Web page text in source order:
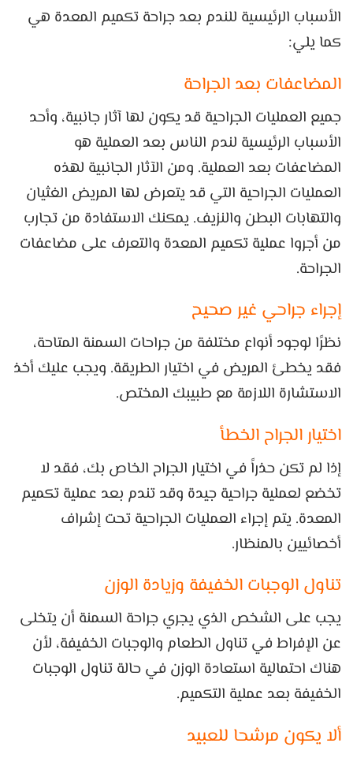
الأسباب الرئيسية للندم بعد جراحة تكميم المعدة هي
كما يلي:
المضاعفات بعد الجراحة
جميع العمليات الجراحية قد يكون لها آثار جانبية، وأحد
الأسباب الرئيسية لندم الناس بعد العملية هو
المضاعفات بعد العملية. ومن الآثار الجانبية لهذه
العمليات الجراحية التي قد يتعرض لها المريض الغثيان
والتهابات البطن والنزيف. يمكنك الاستفادة من تجارب
من أجروا عملية تكميم المعدة والتعرف على مضاعفات
الجراحة.
إجراء جراحي غير صحيح
نظرًا لوجود أنواع مختلفة من جراحات السمنة المتاحة،
فقد يخطئ المريض في اختيار الطريقة. ويجب عليك أخذ
الاستشارة اللازمة مع طبيبك المختص.
اختيار الجراح الخطأ
إذا لم تكن حذراً في اختيار الجراح الخاص بك، فقد لا
تخضع لعملية جراحية جيدة وقد تندم بعد عملية تكميم
المعدة. يتم إجراء العمليات الجراحية تحت إشراف
أخصائيين بالمنظار.
تناول الوجبات الخفيفة وزيادة الوزن
يجب على الشخص الذي يجري جراحة السمنة أن يتخلى
عن الإفراط في تناول الطعام والوجبات الخفيفة، لأن
هناك احتمالية استعادة الوزن في حالة تناول الوجبات
الخفيفة بعد عملية التكميم.
ألا يكون مرشحا للعبيد